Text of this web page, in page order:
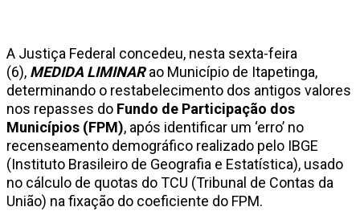
A Justiça Federal concedeu, nesta sexta-feira
(6), MEDIDA LIMINARao Município de Itapetinga,
determinando o restabelecimento dos antigos valores
nos repasses do Fundo de Participação dos
Municípios (FPM), após identificar um ‘erro’ no
recenseamento demográfico realizado pelo IBGE
(Instituto Brasileiro de Geografia e Estatística), usado
no cálculo de quotas do TCU (Tribunal de Contas da
União) na fixação do coeficiente do FPM.